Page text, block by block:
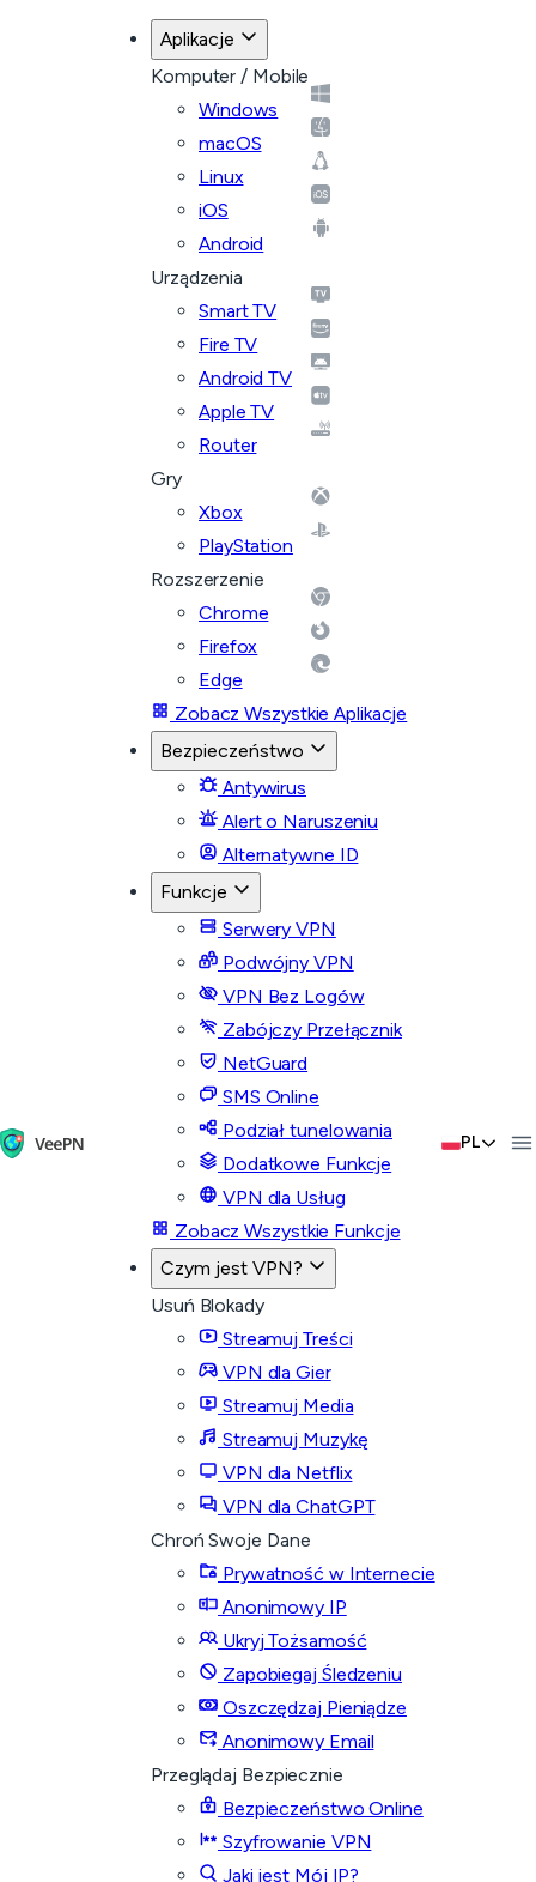
Aplikacje
Komputer / Mobile
Windows
macOS
Linux
iOS
Android
Urządzenia
Smart TV
Fire TV
Android TV
Apple TV
Router
Gry
Xbox
PlayStation
Rozszerzenie
Chrome
Firefox
Edge
Zobacz Wszystkie Aplikacje
Bezpieczeństwo
Antywirus
Alert o Naruszeniu
Alternatywne ID
Funkcje
Serwery VPN
Podwójny VPN
VPN Bez Logów
Zabójczy Przełącznik
NetGuard
SMS Online
Podział tunelowania
Dodatkowe Funkcje
VPN dla Usług
Zobacz Wszystkie Funkcje
Czym jest VPN?
Usuń Blokady
Streamuj Treści
VPN dla Gier
Streamuj Media
Streamuj Muzykę
VPN dla Netflix
VPN dla ChatGPT
Chroń Swoje Dane
Prywatność w Internecie
Anonimowy IP
Ukryj Tożsamość
Zapobiegaj Śledzeniu
Oszczędzaj Pieniądze
Anonimowy Email
Przeglądaj Bezpiecznie
Bezpieczeństwo Online
Szyfrowanie VPN
Jaki jest Mój IP?
PL